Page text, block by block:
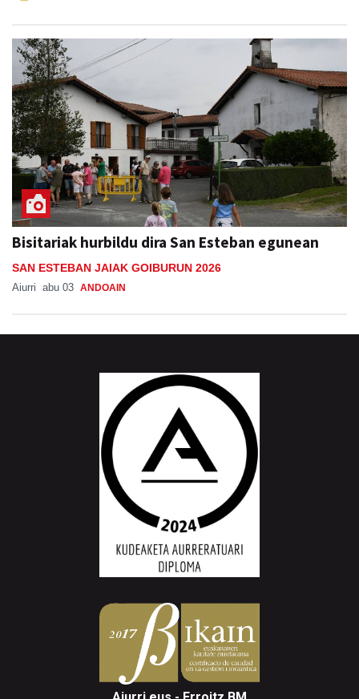
Bisitariak hurbildu dira San Esteban egunean
SAN ESTEBAN JAIAK GOIBURUN 2026
Aiurri abu 03 ANDOAIN